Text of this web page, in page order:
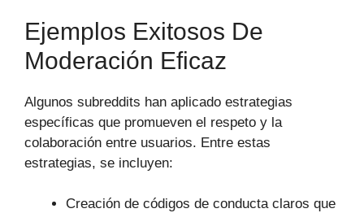
Ejemplos Exitosos De
Moderación Eficaz
Algunos subreddits han aplicado estrategias
específicas que promueven el respeto y la
colaboración entre usuarios. Entre estas
estrategias, se incluyen:
Creación de códigos de conducta claros que